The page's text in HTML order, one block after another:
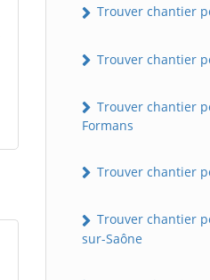
Trouver chantier
Trouver chantier
Trouver chantier
Formans
Trouver chantier
Trouver chantier
sur-Saône